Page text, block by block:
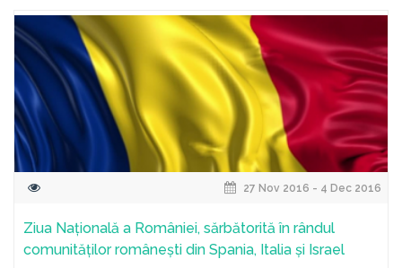
27 Nov 2016 - 4 Dec 2016
Ziua Națională a României, sărbătorită în rândul
comunităților românești din Spania, Italia și Israel